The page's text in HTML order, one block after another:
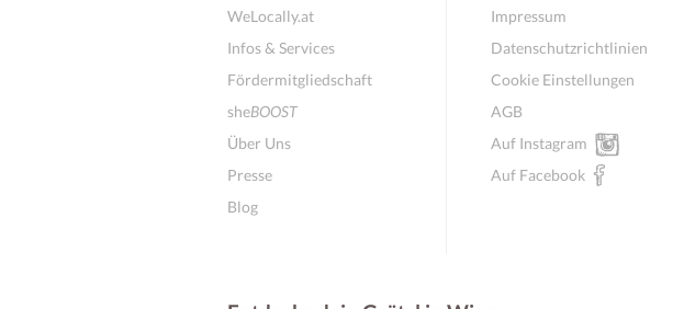
WeLocally.at
Infos & Services
Fördermitgliedschaft
sheBOOST
Über Uns
Presse
Blog
Impressum
Datenschutzrichtlinien
Cookie Einstellungen
AGB
Auf Instagram
Auf Facebook